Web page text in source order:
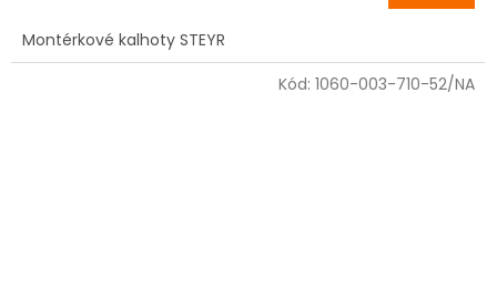
Montérkové kalhoty STEYR
Kód: 1060-003-710-52/NA